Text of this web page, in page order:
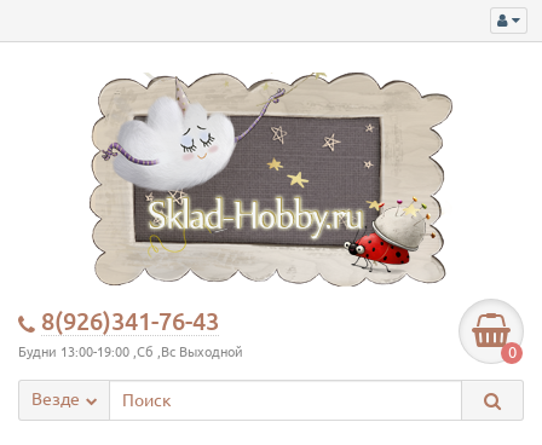
8(926)341-76-43
Будни 13:00-19:00 ,Сб ,Вс Выходной 0
Везде